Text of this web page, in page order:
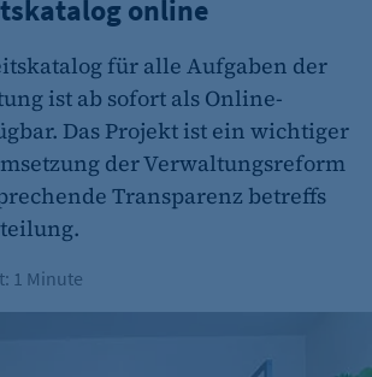
online
für alle Aufgaben der
ist ab sofort als Online-
Das Projekt ist ein wichtiger
der Verwaltungsreform
Transparenz betreffs
1 Minute
erreicht Milliardenbewertung